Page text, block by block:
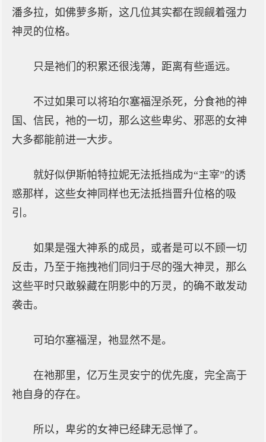
潘多拉，如佛萝多斯，这几位其实都在觊觎着强力
神灵的位格。
只是祂们的积累还很浅薄，距离有些遥远。
不过如果可以将珀尔塞福涅杀死，分食祂的神
国、信民，祂的一切，那么这些卑劣、邪恶的女神
大多都能前进一大步。
就好似伊斯帕特拉妮无法抵挡成为“主宰”的诱
惑那样，这些女神同样也无法抵挡晋升位格的吸
引。
如果是强大神系的成员，或者是可以不顾一切
反击，乃至于拖拽祂们同归于尽的强大神灵，那么
这些平时只敢躲藏在阴影中的万灵，的确不敢发动
袭击。
可珀尔塞福涅，祂显然不是。
在祂那里，亿万生灵安宁的优先度，完全高于
祂自身的存在。
所以，卑劣的女神已经肆无忌惮了。